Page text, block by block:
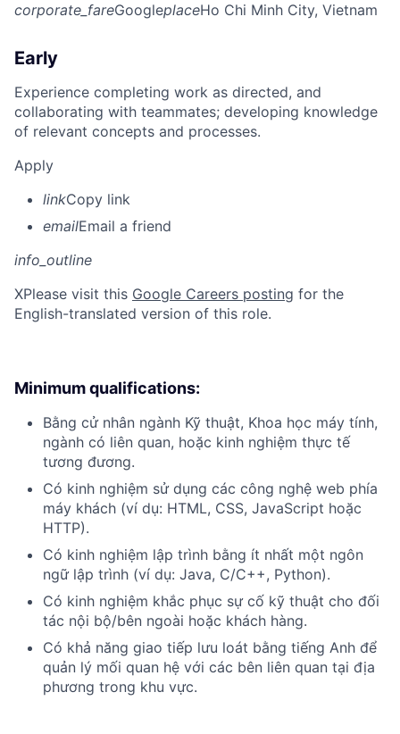
corporate_fareGoogleplaceHo Chi Minh City, Vietnam
Early
Experience completing work as directed, and
collaborating with teammates; developing knowledge
of relevant concepts and processes.
Apply
linkCopy link
emailEmail a friend
info_outline
XPlease visit this Google Careers posting for the
English-translated version of this role.
Minimum qualifications:
Bằng cử nhân ngành Kỹ thuật, Khoa học máy tính,
ngành có liên quan, hoặc kinh nghiệm thực tế
tương đương.
Có kinh nghiệm sử dụng các công nghệ web phía
máy khách (ví dụ: HTML, CSS, JavaScript hoặc
HTTP).
Có kinh nghiệm lập trình bằng ít nhất một ngôn
ngữ lập trình (ví dụ: Java, C/C++, Python).
Có kinh nghiệm khắc phục sự cố kỹ thuật cho đối
tác nội bộ/bên ngoài hoặc khách hàng.
Có khả năng giao tiếp lưu loát bằng tiếng Anh để
quản lý mối quan hệ với các bên liên quan tại địa
phương trong khu vực.